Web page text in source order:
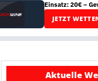
Einsatz: 20€ –
JETZT
Aktuelle